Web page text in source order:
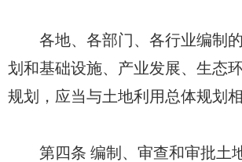
各地、各部门、各行业编制的
划和基础设施、产业发展、生态
规划，应当与土地利用总体规划相
第四条 编制、审查和审批土